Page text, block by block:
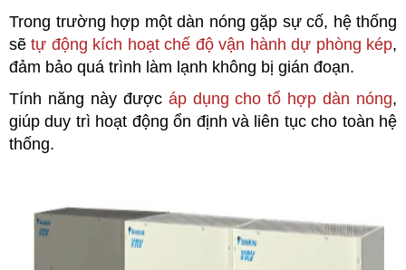
Trong trường hợp một dàn nóng gặp sự cố, hệ thống
sẽtự động kích hoạt chế độ vận hành dự phòng kép,
đảm bảo quá trình làm lạnh không bị gián đoạn.
Tính năng này được áp dụng cho tổ hợp dàn nóng,
giúp duy trì hoạt động ổn định và liên tục cho toàn hệ
thống.